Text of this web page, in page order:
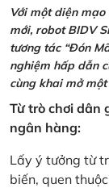
Với một diện
mới, robot BIDV
tương tác “Đón
nghiệm hấp dẫn
cùng khai mở
Từ trò chơi dân
ngân hàng:
Lấy ý tưởng từ
biến, quen